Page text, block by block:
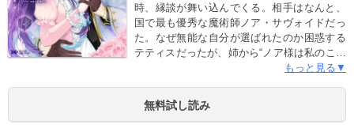
時、縁談が舞い込んでくる。相手はなんと、
国で最も優秀な魔術師ノア・サヴォイドだっ
た。なぜ無能な自分が選ばれたのか困惑する
テティスだったが、姉から“ノア様は私のこと
が好きだけど、私には婚約者がいるから代わ
サヴォイド家へ嫁いだテティスを待っていた
のは、優しい瞳と甘い言葉で歓迎するノアの
もっと見る▼
無料試し読み